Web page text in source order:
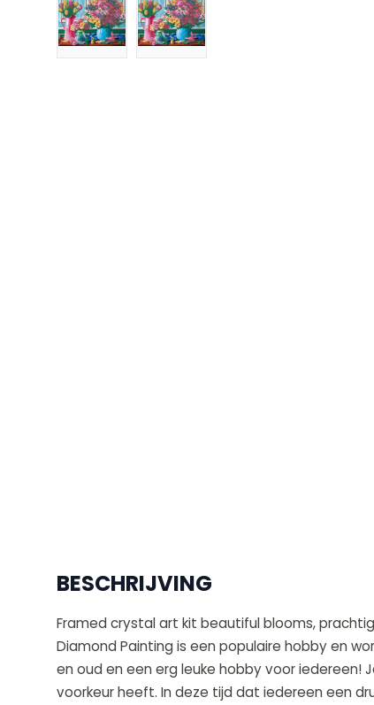
BESCHRIJVING
Framed crystal art kit beautiful blooms,
Diamond Painting is een populaire hobby en
en oud en een erg leuke hobby voor iedereen!
voorkeur heeft. In deze tijd dat iedereen een